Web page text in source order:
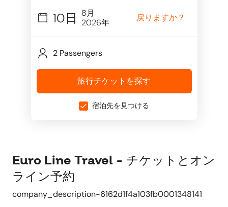
10日
8月
2026年
戻りますか？
2 Passengers
旅行チケットを探す
宿泊先を見つける
Euro Line Travel - チケットとオン
ライン予約
company_description-6162d1f4a103fb0001348141